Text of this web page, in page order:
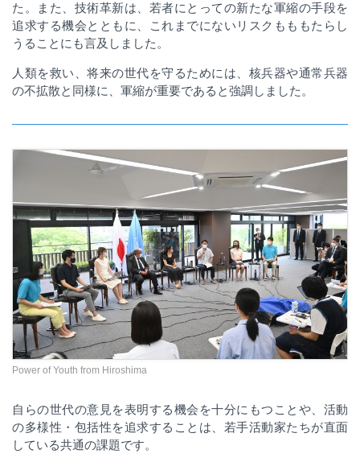
た。また、技術革新は、若者にとっての新たな軍縮の手段を
追求する機会とともに、これまでにないリスクもももたらし
うることにも言及しました。
人類を救い、将来の世代を守るためには、核兵器や通常兵器
の不拡散と同様に、軍縮が重要であると強調しました。
Power of Youth from Hiroshima
自らの世代の意見を表明する機会を十分にもつことや、活動
の多様性・包括性を追求することは、若手活動家たちが直面
している共通の課題です。